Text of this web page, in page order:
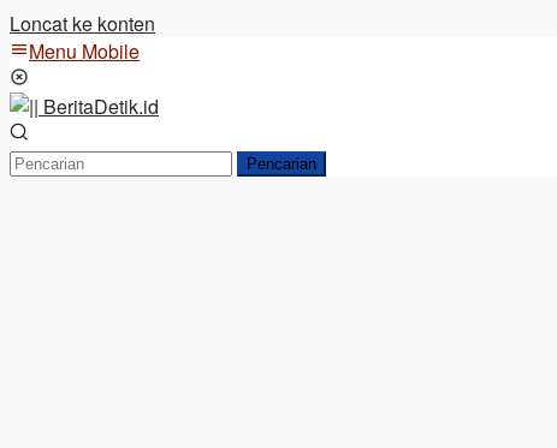
Loncat ke konten
Menu Mobile
Pencarian